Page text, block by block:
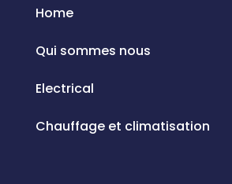
Home
Qui sommes nous
Electrical
Chauffage et climatisation